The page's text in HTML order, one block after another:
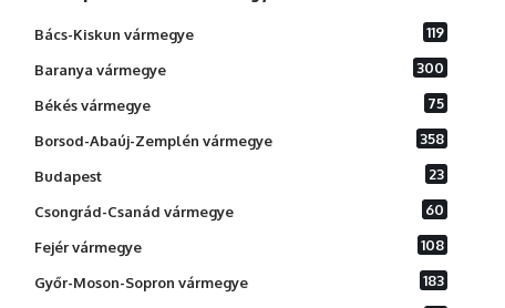
Bács-Kiskun vármegye 119
Baranya vármegye 300
Békés vármegye 75
Borsod-Abaúj-Zemplén vármegye 358
Budapest 23
Csongrád-Csanád vármegye 60
Fejér vármegye 108
Győr-Moson-Sopron vármegye 183